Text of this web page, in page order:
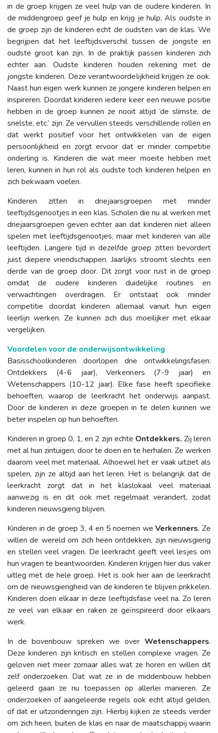
in de groep krijgen ze veel hulp van de oudere kinderen. In
de middengroep geef je hulp en krijg je hulp. Als oudste in
de groep zijn de kinderen echt de oudsten van de klas. We
begrijpen dat het leeftijdsverschil tussen de jongste en
oudste groot kan zijn. In de praktijk passen kinderen zich
echter aan. Oudste kinderen houden rekening met de
jongste kinderen. Deze verantwoordelijkheid krijgen ze ook.
Naast hun eigen werk kunnen ze jongere kinderen helpen en
inspireren. Doordat kinderen iedere keer een nieuwe positie
hebben in de groep kunnen ze nooit altijd ‘de slimste, de
snelste, etc.’ zijn. Ze vervullen steeds verschillende rollen en
dat werkt positief voor het ontwikkelen van de eigen
persoonlijkheid en zorgt ervoor dat er minder competitie
onderling is. Kinderen die wat meer moeite hebben met
leren, kunnen in hun rol als oudste toch kinderen helpen en
zich bekwaam voelen.
Kinderen zitten in driejaarsgroepen met minder
leeftijdsgenootjes in een klas. Scholen die nu al werken met
driejaarsgroepen geven echter aan dat kinderen niet alleen
spelen met leeftijdsgenootjes, maar met kinderen van alle
leeftijden. Langere tijd in dezelfde groep zitten bevordert
juist diepere vriendschappen. Jaarlijks stroomt slechts een
derde van de groep door. Dit zorgt voor rust in de groep
omdat de oudere kinderen duidelijke routines en
verwachtingen overdragen. Er ontstaat ook minder
competitie doordat kinderen allemaal vanuit hun eigen
leerlijn werken. Ze kunnen zich dus moeilijker met elkaar
vergelijken.
Voordelen voor de onderwijsontwikkeling
Basisschoolkinderen doorlopen drie ontwikkelingsfasen:
Ontdekkers (4-6 jaar), Verkenners (7-9 jaar) en
Wetenschappers (10-12 jaar). Elke fase heeft specifieke
behoeften, waarop de leerkracht het onderwijs aanpast.
Door de kinderen in deze groepen in te delen kunnen we
beter inspelen op hun behoeften.
Kinderen in groep 0, 1, en 2 zijn echte Ontdekkers. Zij leren
met al hun zintuigen, door te doen en te herhalen. Ze werken
daarom veel met materiaal. Alhoewel het er vaak uitziet als
spelen, zijn ze altijd aan het leren. Het is belangrijk dat de
leerkracht zorgt dat in het klaslokaal veel materiaal
aanwezig is en dit ook met regelmaat verandert, zodat
kinderen nieuwsgierig blijven.
Kinderen in de groep 3, 4 en 5 noemen weVerkenners. Ze
willen de wereld om zich heen ontdekken, zijn nieuwsgierig
en stellen veel vragen. De leerkracht geeft veel lesjes om
hun vragen te beantwoorden. Kinderen krijgen hier dus vaker
uitleg met de hele groep. Het is ook hier aan de leerkracht
om de nieuwsgierigheid van de kinderen te blijven prikkelen.
Kinderen doen elkaar in deze leeftijdsfase veel na. Zo leren
ze veel van elkaar en raken ze geïnspireerd door elkaars
werk.
In de bovenbouw spreken we over Wetenschappers.
Deze kinderen zijn kritisch en stellen complexe vragen. Ze
geloven niet meer zomaar alles wat ze horen en willen dit
zelf onderzoeken. Dat wat ze in de middenbouw hebben
geleerd gaan ze nu toepassen op allerlei manieren. Ze
onderzoeken of aangeleerde regels ook echt altijd gelden,
of dat er uitzonderingen zijn. Hierbij kijken ze steeds verder
om zich heen, buiten de klas en naar de maatschappij waarin